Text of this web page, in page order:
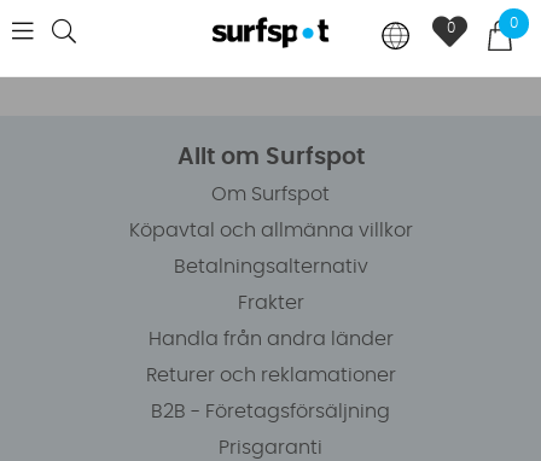
0
0
Allt om Surfspot
Om Surfspot
Köpavtal och allmänna villkor
Betalningsalternativ
Frakter
Handla från andra länder
Returer och reklamationer
B2B - Företagsförsäljning
Prisgaranti